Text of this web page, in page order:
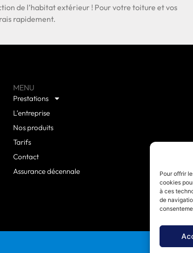
Pour offrir
cookies
à ces
de
de l’habitat extérieur ! Pour votre toiture et vos
rapidement.
MENU
Prestations
L’entreprise
Nos produits
Tarifs
Contact
Assurance décennale